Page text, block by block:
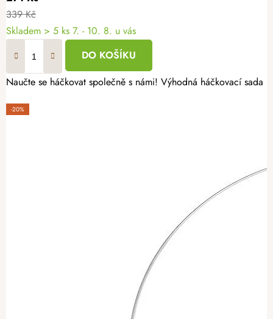
339 Kč
Skladem > 5 ks 7. - 10. 8. u vás
DO KOŠÍKU
Naučte se háčkovat společně s námi! Výhodná háčkovací sada
-20%